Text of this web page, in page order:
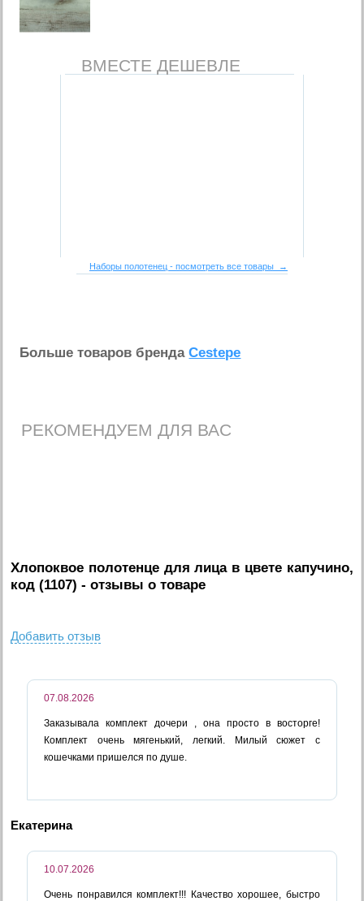
ВМЕСТЕ ДЕШЕВЛЕ
Наборы полотенец - посмотреть все товары →
Больше товаров брендаCestepe
РЕКОМЕНДУЕМ ДЛЯ ВАС
Хлопоквое полотенце для лица в цвете капучино,
код (1107) - отзывы о товаре
Добавить отзыв
07.08.2026
Заказывала комплект дочери , она просто в восторге!
Комплект очень мягенький, легкий. Милый сюжет с
кошечками пришелся по душе.
Екатерина
10.07.2026
Очень понравился комплект!!! Качество хорошее, быстро